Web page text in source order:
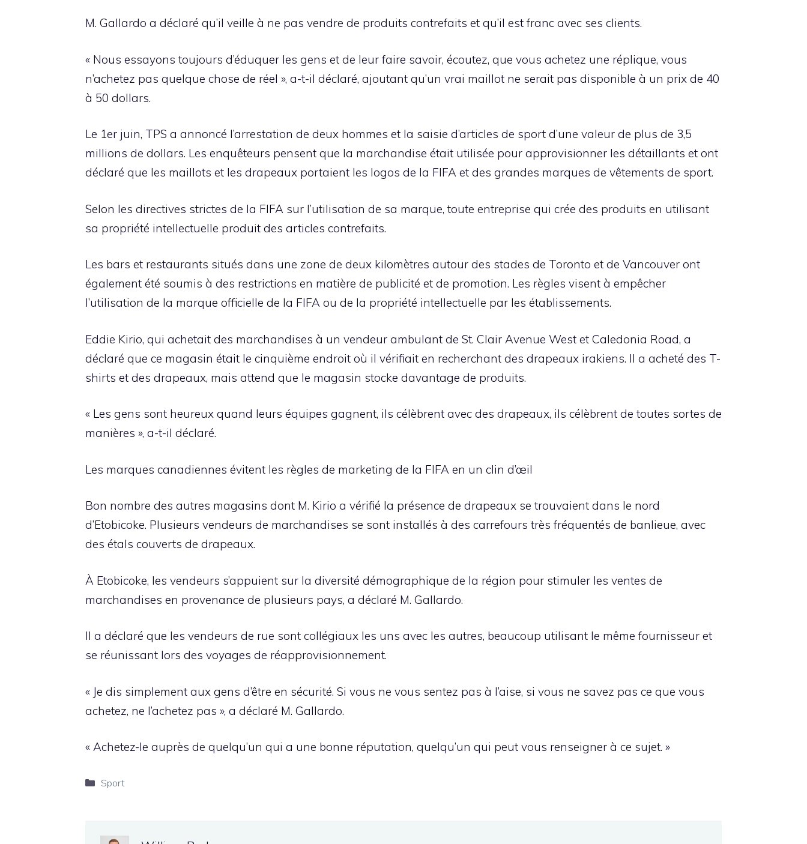
M. Gallardo a déclaré qu’il veille à ne pas vendre de produits contrefaits et qu’il est franc avec ses clients.
« Nous essayons toujours d’éduquer les gens et de leur faire savoir, écoutez, que vous achetez une réplique, vous
n’achetez pas quelque chose de réel », a-t-il déclaré, ajoutant qu’un vrai maillot ne serait pas disponible à un prix de 40
à 50 dollars.
Le 1er juin, TPS a annoncé l’arrestation de deux hommes et la saisie d’articles de sport d’une valeur de plus de 3,5
millions de dollars. Les enquêteurs pensent que la marchandise était utilisée pour approvisionner les détaillants et ont
déclaré que les maillots et les drapeaux portaient les logos de la FIFA et des grandes marques de vêtements de sport.
Selon les directives strictes de la FIFA sur l’utilisation de sa marque, toute entreprise qui crée des produits en utilisant
sa propriété intellectuelle produit des articles contrefaits.
Les bars et restaurants situés dans une zone de deux kilomètres autour des stades de Toronto et de Vancouver ont
également été soumis à des restrictions en matière de publicité et de promotion. Les règles visent à empêcher
l’utilisation de la marque officielle de la FIFA ou de la propriété intellectuelle par les établissements.
Eddie Kirio, qui achetait des marchandises à un vendeur ambulant de St. Clair Avenue West et Caledonia Road, a
déclaré que ce magasin était le cinquième endroit où il vérifiait en recherchant des drapeaux irakiens. Il a acheté des T-
shirts et des drapeaux, mais attend que le magasin stocke davantage de produits.
« Les gens sont heureux quand leurs équipes gagnent, ils célèbrent avec des drapeaux, ils célèbrent de toutes sortes de
manières », a-t-il déclaré.
Les marques canadiennes évitent les règles de marketing de la FIFA en un clin d’œil
Bon nombre des autres magasins dont M. Kirio a vérifié la présence de drapeaux se trouvaient dans le nord
d’Etobicoke. Plusieurs vendeurs de marchandises se sont installés à des carrefours très fréquentés de banlieue, avec
des étals couverts de drapeaux.
À Etobicoke, les vendeurs s’appuient sur la diversité démographique de la région pour stimuler les ventes de
marchandises en provenance de plusieurs pays, a déclaré M. Gallardo.
Il a déclaré que les vendeurs de rue sont collégiaux les uns avec les autres, beaucoup utilisant le même fournisseur et
se réunissant lors des voyages de réapprovisionnement.
« Je dis simplement aux gens d’être en sécurité. Si vous ne vous sentez pas à l’aise, si vous ne savez pas ce que vous
achetez, ne l’achetez pas », a déclaré M. Gallardo.
« Achetez-le auprès de quelqu’un qui a une bonne réputation, quelqu’un qui peut vous renseigner à ce sujet. »
Catégories
Sport